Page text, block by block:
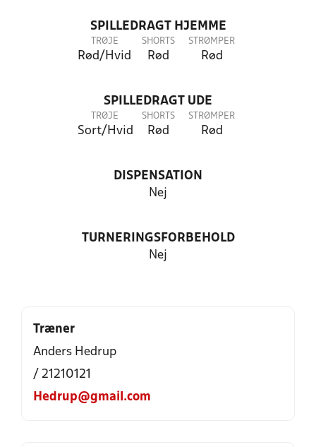
SPILLEDRAGT HJEMME
TRØJE
Rød/Hvid
SHORTS
Rød
STRØMPER
Rød
SPILLEDRAGT UDE
TRØJE
Sort/Hvid
SHORTS
Rød
STRØMPER
Rød
DISPENSATION
Nej
TURNERINGSFORBEHOLD
Nej
Træner
Anders Hedrup
/ 21210121
Hedrup@gmail.com